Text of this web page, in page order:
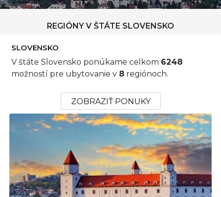
REGIÓNY V ŠTÁTE SLOVENSKO
SLOVENSKO
V štáte Slovensko ponúkame celkom 6248
možností pre ubytovanie v 8 regiónoch.
ZOBRAZIŤ PONUKY